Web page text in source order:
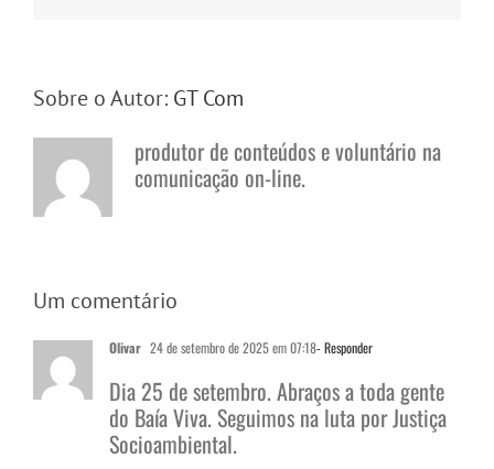
Sobre o Autor: GT Com
produtor de conteúdos e voluntário na
comunicação on-line.
Um comentário
Olivar 24 de setembro de 2025 em 07:18- Responder
Dia 25 de setembro. Abraços a toda gente
do Baía Viva. Seguimos na luta por Justiça
Socioambiental.